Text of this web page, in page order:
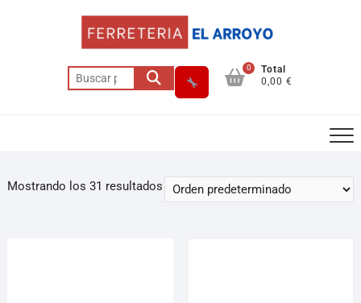
0
Total
0,00 €
Mostrando los 31 resultados